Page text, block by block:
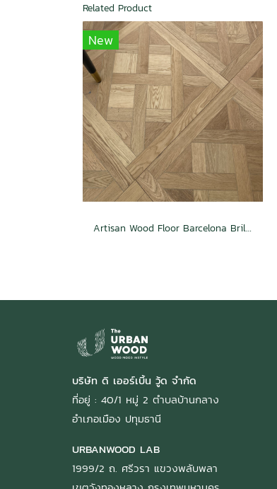
Related Product
New
Artisan Wood Floor Barcelona Brilliance
บริษัท ดิ เออร์เบิ้น วู้ด จำกัด
ที่อยู่ : 40/1 หมู่ 2 ตำบลบ้านกลาง
อำเภอเมือง ปทุมธานี
URBANWOOD LAB
1999/2 ถ. ศรีวรา แขวงพลับพลา